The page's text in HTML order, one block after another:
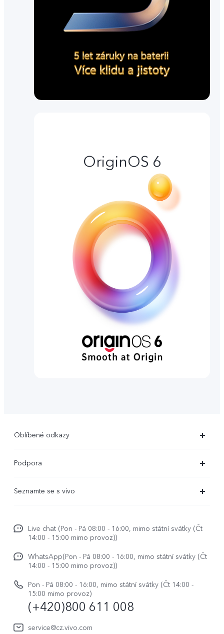
OriginOS 6
Oblíbené odkazy
X300
Y29s
Podpora
Funtouch OS
Požádat o opravu
Aktualizace systému
Uživatelský manuál
Protokol aktualizace
Seznamte se s vivo
Život ve vivo
Etiketa ve vivo
Právní upozornění
Udržitelnost
Live chat (Pon - Pá 08:00 - 16:00, mimo státní svátky (Čt
14:00 - 15:00 mimo provoz))
WhatsApp(Pon - Pá 08:00 - 16:00, mimo státní svátky (Čt
14:00 - 15:00 mimo provoz))
Pon - Pá 08:00 - 16:00, mimo státní svátky (Čt 14:00 -
15:00 mimo provoz)
(+420)800 611 008
service@cz.vivo.com